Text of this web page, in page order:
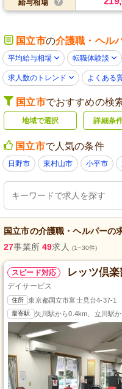
給与相場
国立市の介護職・ヘル
平均給与相場 転職体験談
求人数のトレンド よくある
国立市でおすすめの検
地域で選択 詳細条
国立市で人気の条件
日野市 東村山市 小平市
国立市の介護職・ヘルパーの
27事業所 49求人 (1~30件)
スピード対応 レッツ倶
デイサービス
住所 東京都国立市富士見台4-37-1
最寄駅 矢川駅から0.4km、立川駅